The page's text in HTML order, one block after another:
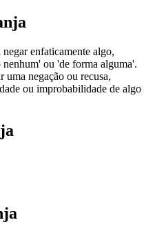
negar enfaticamente algo,
ou 'de forma alguma'.
uma negação ou recusa,
ou improbabilidade de algo